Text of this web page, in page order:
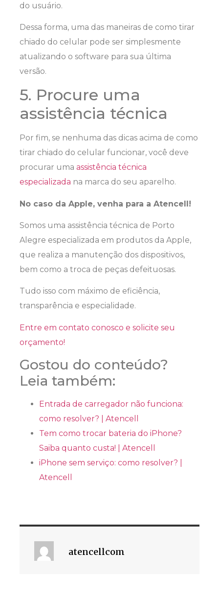
do usuário.
Dessa forma, uma das maneiras de como tirar
chiado do celular pode ser simplesmente
atualizando o software para sua última
versão.
5. Procure uma
assistência técnica
Por fim, se nenhuma das dicas acima de como
tirar chiado do celular funcionar, você deve
procurar uma assistência técnica
especializada na marca do seu aparelho.
No caso da Apple, venha para a Atencell!
Somos uma assistência técnica de Porto
Alegre especializada em produtos da Apple,
que realiza a manutenção dos dispositivos,
bem como a troca de peças defeituosas.
Tudo isso com máximo de eficiência,
transparência e especialidade.
Entre em contato conosco e solicite seu
orçamento!
Gostou do conteúdo?
Leia também:
Entrada de carregador não funciona:
como resolver? | Atencell
Tem como trocar bateria do iPhone?
Saiba quanto custa! | Atencell
iPhone sem serviço: como resolver? |
Atencell
atencellcom